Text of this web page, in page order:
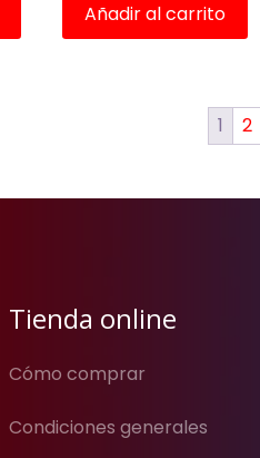
Añadir al carrito
1 2
Tienda online
Cómo comprar
Condiciones generales